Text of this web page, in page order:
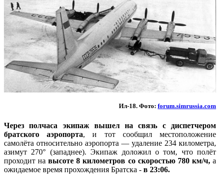
Ил-18. Фото: forum.simrussia.com
Через полчаса экипаж вышел на связь с диспетчером
братского аэропорта, и тот сообщил местоположение
самолёта относительно аэропорта — удаление 234 километра,
азимут 270° (западнее). Экипаж доложил о том, что полёт
проходит на высоте 8 километров со скоростью 780 км/ч,а
ожидаемое время прохождения Братска - в 23:06.